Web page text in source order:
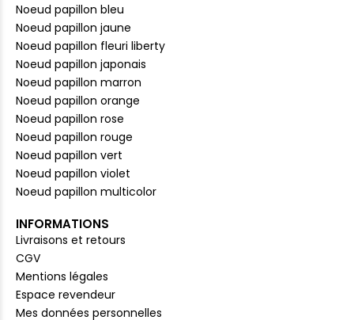
Noeud papillon bleu
Noeud papillon jaune
Noeud papillon fleuri liberty
Noeud papillon japonais
Noeud papillon marron
Noeud papillon orange
Noeud papillon rose
Noeud papillon rouge
Noeud papillon vert
Noeud papillon violet
Noeud papillon multicolor
INFORMATIONS
Livraisons et retours
CGV
Mentions légales
Espace revendeur
Mes données personnelles